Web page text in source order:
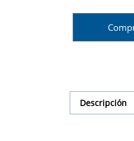
Descripción